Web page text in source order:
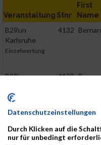
Veranstaltung Stnr
First
Name
B2Run
Karlsruhe
Einzelwertung
4132
B2Run
Einzelwertung
4132
Karlsruhe
Datenschutzeinstellungen
Durch Klicken auf die
nur für unbedingt